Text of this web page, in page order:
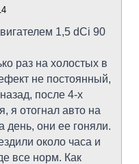
1,5 dCi 90
раз на холостых в
не постоянный,
после 4-х
я отогнал авто на
день, они ее гоняли.
около часа и
все норм. Как